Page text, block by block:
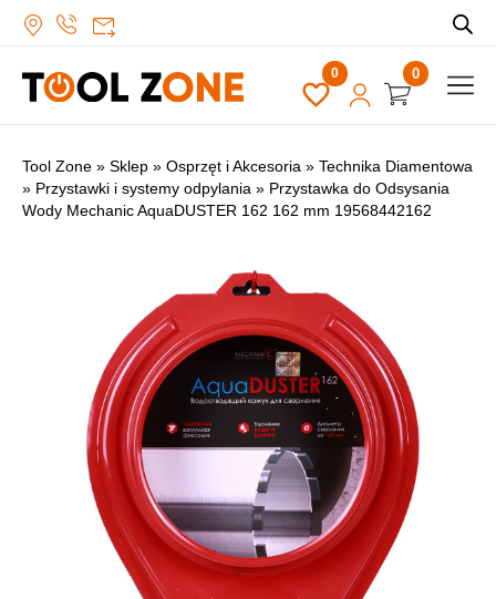
0
Tool Zone » Sklep » Osprzęt i Akcesoria » Technika Diamentowa
» Przystawki i systemy odpylania » Przystawka do Odsysania
Wody Mechanic AquaDUSTER 162 162 mm 19568442162